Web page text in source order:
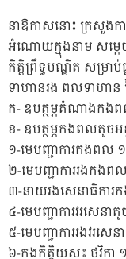
នាឱកាសនោះ ក្រសួងកា
អំណោយក្នុងនាម សមេ្តច
កិត្តិព្រឹទ្ធបណ្ឌិត សម្រ
ទាហានរង ពលទាហាន
ក- ឧបត្ថម្ភតំណាងកង
ខ- ឧបត្ថម្ភកងពលតូចអ
១-មេបញ្ជាការកងពល
២-មេបញ្ជាការរងកង
៣-នាយរងសេនាធិការ
៤-មេបញ្ជាការវរសេន
៥-មេបញ្ជាការរងវរស
៦-កងកិត្តិយស៖ ថវិកា